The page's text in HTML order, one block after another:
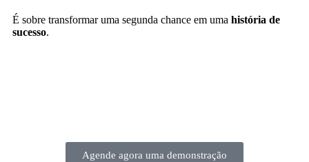
É sobre transformar uma segunda chance em uma história de
sucesso.
Agende agora uma demonstração